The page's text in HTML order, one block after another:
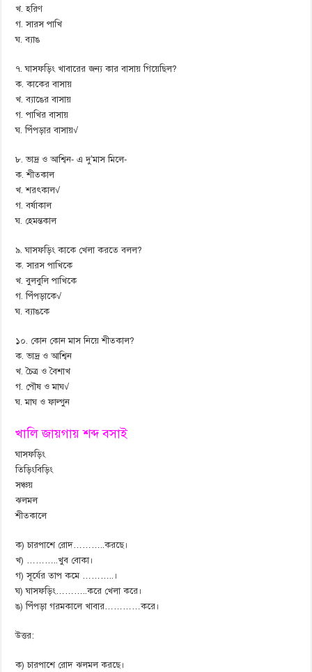
খ. হরিণ
গ. সারস পাখি
ঘ. ব্যাঙ
৭. ঘাসফড়িং খাবারের জন্য কার বাসায় গিয়েছিল?
ক. কাকের বাসায়
খ. ব্যাঙের বাসায়
গ. পাখির বাসায়
ঘ. পিঁপড়ার বাসায়√
৮. ভাদ্র ও আশ্বিন- এ দু’মাস মিলে-
ক. শীতকাল
খ. শরৎকাল√
গ. বর্ষাকাল
ঘ. হেমন্তকাল
৯. ঘাসফড়িং কাকে খেলা করতে বলল?
ক. সারস পাখিকে
খ. বুলবুলি পাখিকে
গ. পিঁপড়াকে√
ঘ. ব্যাঙকে
১০. কোন কোন মাস নিয়ে শীতকাল?
ক. ভাদ্র ও আশ্বিন
খ. চৈত্র ও বৈশাখ
গ. পৌষ ও মাঘ√
ঘ. মাঘ ও ফাল্গুন
খালি জায়গায় শব্দ বসাই
ঘাসফড়িং
তিড়িংবিড়িং
সঞ্চয়
ঝলমল
শীতকালে
ক) চারপাশে রোদ………..করছে।
খ) ………..খুব বোকা।
গ) সূর্যের তাপ কমে ………..।
ঘ) ঘাসফড়িং………..করে খেলা করে।
ঙ) পিঁপড়া গরমকালে খাবার…………করে।
উত্তর:
ক) চারপাশে রোদ ঝলমল করছে।